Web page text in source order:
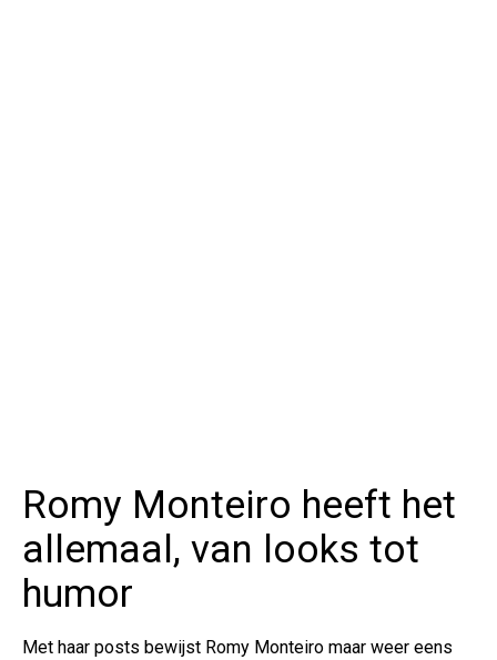
Romy Monteiro heeft het
allemaal, van looks tot
humor
Met haar posts bewijst Romy Monteiro maar weer eens